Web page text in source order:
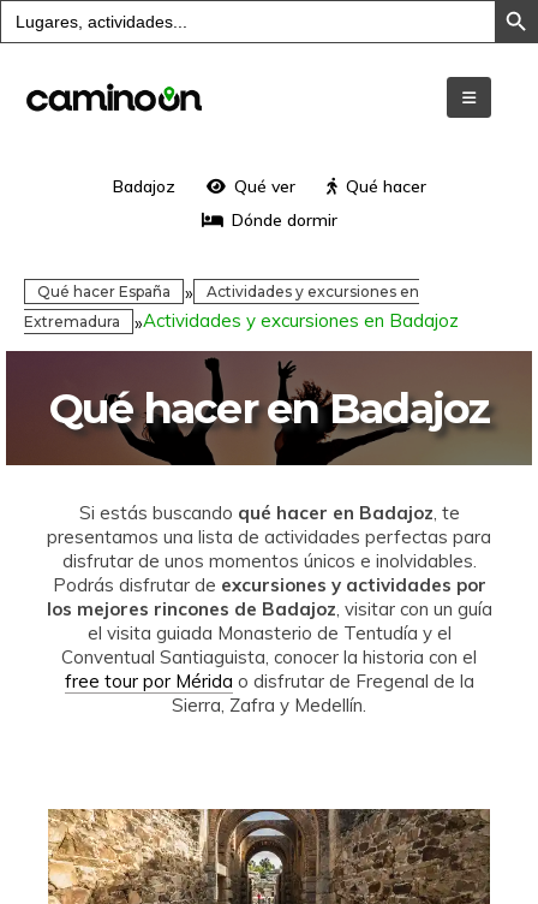
Buscar:
Badajoz Qué ver
Qué hacer
Dónde dormir
Qué hacer España »
Actividades y excursiones en
Extremadura
»Actividades y excursiones en Badajoz
Qué hacer en Badajoz
Si estás buscando qué hacer en Badajoz, te
presentamos una lista de actividades perfectas para
disfrutar de unos momentos únicos e inolvidables.
Podrás disfrutar de excursiones y actividades por
los mejores rincones de Badajoz, visitar con un guía
el visita guiada Monasterio de Tentudía y el
Conventual Santiaguista, conocer la historia con el
free tour por Mérida o disfrutar de Fregenal de la
Sierra, Zafra y Medellín.